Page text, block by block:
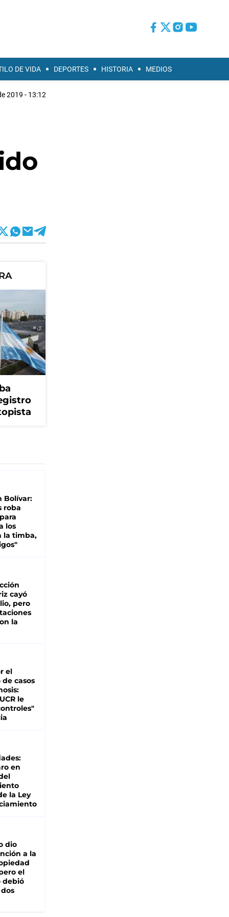
DE VIDA DEPORTES HISTORIA MEDIOS
2019 - 13:12
Bolívar:
roba
los
la timba,
cayó
pero
la
el
casos
le
en
la Ley
dio
a la
el
debió